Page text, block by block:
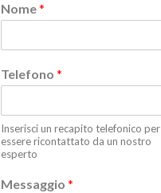
Nome*
Telefono *
Inserisci un recapito telefonico per
essere ricontattato da un nostro
esperto
Messaggio *